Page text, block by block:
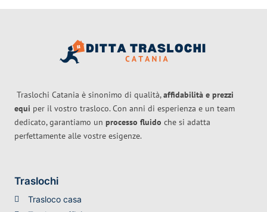
Traslochi Catania è sinonimo di qualità,affidabilità e prezzi
equi per il vostro trasloco. Con anni di esperienza e un team
dedicato, garantiamo un processo fluido che si adatta
perfettamente alle vostre esigenze.
Traslochi
Trasloco casa